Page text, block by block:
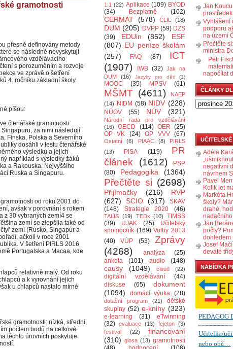
gramotnosti
přesně definovány metody
se následně nevyskytují
vzdělávacího
s porozuměním a rozvoje
ve zprávě o šetření
4. ročníku základní školy.
píšou:
čtenářské gramotnosti
za nimi následují
Finska, Polska a Severního
dosáhli v testu čtenářské
výsledku a jejich
například s výsledky žáků
a Rakouska. Nejvyššího
Ruska a Singapuru.
od roku 2001 do
avšak v porovnání s rokem
z 30 vybraných zemí4 se
zemí se zlepšila také od
zemí (Rusko, Singapur a
ačkoli v roce 2001
V šetření PIRLS 2016
Portugalska a Macaa, kde
relativně malý. Od roku
a k vyrovnání jejich
u chlapců nastalo mírné
gramotnosti: nízká, střední,
počtem bodů na celkové
těchto úrovních poskytuje
1:1 (22) Aplikace (109) BYOD
(34)
Bezplatně (102)
CERMAT (578) CLIL (18)
DUM (205) DVPP (59) DZS
(39)
EDUin (852)
ESF
(807) EU peníze školám
(257)
FAQ (87)
ICT
(1907)
IWB (32) Jak na
DUM
(16) Jazyky pro děti (1)
MOOC (35) MPSV (61)
MŠMT (4611)
NAEP
(14)
NIDM (58) NIDV (228)
NÚOV (55) NÚV (321)
Národní rada pro vzdělávání
(16)
OECD (114) OER (25)
OP VK
(24) OP VVV (67)
Ostatní (6) PIAAC (8)
PIRLS
(13)
PISA (119)
PR
článek
(1612)
PSP
(80)
Pedagogika (1364)
Přečtěte si (2698)
Přijímačky (216)
RVP
(627)
SCIO (317)
SKAV
(148)
Strategie 2020 (46)
TALIS (19) TEDx (10)
TIMSS
(39)
UJAK (25)
Učitelský
spomocník (169) Volby 2013
(40)
VÚP (53)
Zprávy
(4268)
analýza
(25)
anketa
(101) audio (148)
causy (1049) cloud (22)
digitální vzdělávání
(44)
diskuse
(65)
dokument
(1094)
domácí výuka (28)
dotační program (21)
dětské
skupiny (52) e-knihy (323)
e-learning (31)
eTwinning
(32) evaluace (13) fejeton (3)
festival
(22)
financování
(310) glosa (13) gramotnosti
Jan
Vyhlášení
podporu
na území
Přečtěte
ministra
Petr
napočítat
ČLÁNKY
Adéla
negativní
návrhem
Pavel
Kolik let
Markéta
školy?
drahé,
Jan
počty?
dohledem
Josef
deváté
NABÍDKA